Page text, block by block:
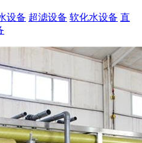
设备 超滤设备 软化水设备 直